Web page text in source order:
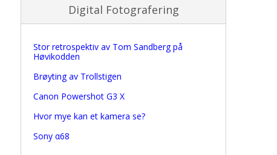
Digital Fotografering
Stor retrospektiv av Tom Sandberg på
Høvikodden
Brøyting av Trollstigen
Canon Powershot G3 X
Hvor mye kan et kamera se?
Sony α68